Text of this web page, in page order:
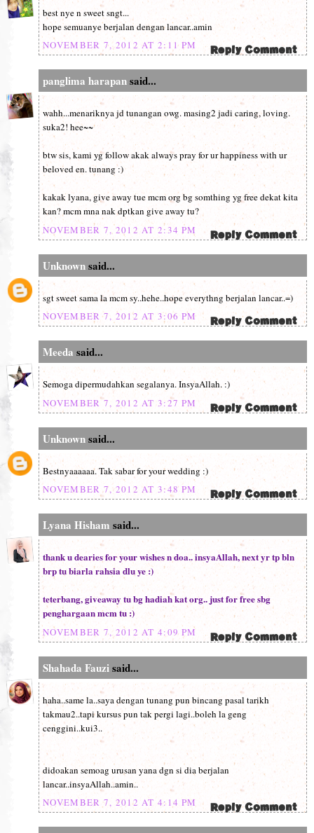
best nye n sweet sngt...
hope semuanye berjalan dengan lancar..amin
NOVEMBER 7, 2012 AT 2:11 PM
panglima harapansaid...
wahh...menariknya jd tunangan owg. masing2 jadi caring, loving.
suka2! hee~~
btw sis, kami yg follow akak always pray for ur happiness with ur
beloved en. tunang :)
kakak lyana, give away tue mcm org bg somthing yg free dekat kita
kan? mcm mna nak dptkan give away tu?
NOVEMBER 7, 2012 AT 2:34 PM
Unknownsaid...
sgt sweet sama la mcm sy..hehe..hope everythng berjalan lancar..=)
NOVEMBER 7, 2012 AT 3:06 PM
Meeda said...
Semoga dipermudahkan segalanya. InsyaAllah. :)
NOVEMBER 7, 2012 AT 3:27 PM
Unknownsaid...
Bestnyaaaaaa. Tak sabar for your wedding :)
NOVEMBER 7, 2012 AT 3:48 PM
Lyana Hisham said...
thank u dearies for your wishes n doa.. insyaAllah, next yr tp bln
brp tu biarla rahsia dlu ye :)
teterbang, giveaway tu bg hadiah kat org.. just for free sbg
penghargaan mcm tu :)
NOVEMBER 7, 2012 AT 4:09 PM
Shahada Fauzisaid...
haha..same la..saya dengan tunang pun bincang pasal tarikh
takmau2..tapi kursus pun tak pergi lagi..boleh la geng
cenggini..kui3..
didoakan semoag urusan yana dgn si dia berjalan
lancar..insyaAllah..amin..
NOVEMBER 7, 2012 AT 4:14 PM